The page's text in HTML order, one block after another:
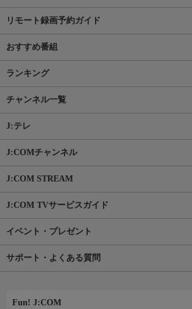
リモート録画予約ガイド
おすすめ番組
ランキング
チャンネル一覧
J:テレ
J:COMチャンネル
J:COM STREAM
J:COM TVサービスガイド
イベント・プレゼント
サポート・よくある質問
Fun! J:COM